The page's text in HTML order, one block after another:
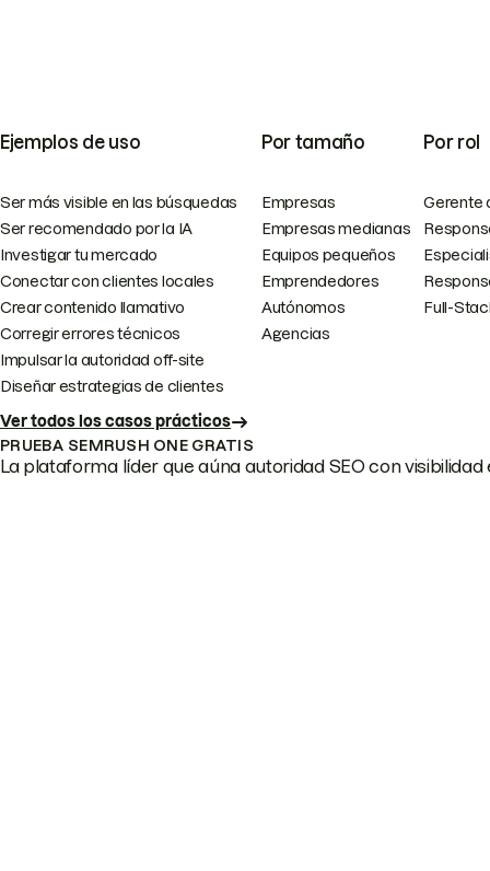
Ejemplos de uso
Ser más visible en las búsquedas
Ser recomendado por la IA
Investigar tu mercado
Conectar con clientes locales
Crear contenido llamativo
Corregir errores técnicos
Impulsar la autoridad off-site
Diseñar estrategias de clientes
Ver todos los casos prácticos
Por tamaño
Empresas
Empresas medianas
Equipos pequeños
Emprendedores
Autónomos
Agencias
Por rol
Gerente
Full-
PRUEBA SEMRUSH ONE GRATIS
La plataforma líder que aúna autoridad SEO con visibilidad